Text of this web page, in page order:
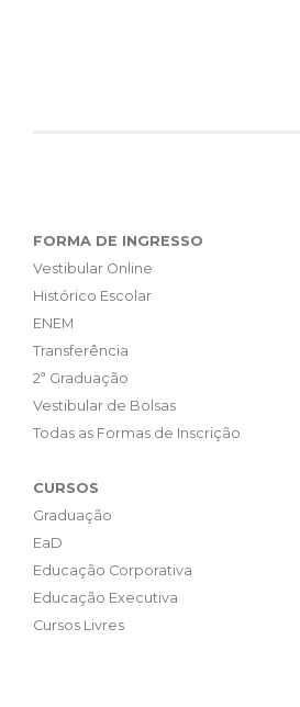
FORMA DE INGRESSO
Vestibular Online
Histórico Escolar
ENEM
Transferência
2ª Graduação
Vestibular de Bolsas
Todas as Formas de Inscrição
CURSOS
Graduação
EaD
Educação Corporativa
Educação Executiva
Cursos Livres